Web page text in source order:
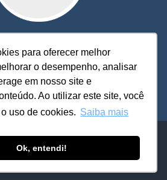
para oferecer melhor
o desempenho, analisar
em nosso site e
Ao utilizar este site, você
uso de cookies. Saiba mais
Ok, entendi!
disposição, pronto para esclarecer
sugestões e firmar parcerias,
melhores serviços e atendimento.
MT - ​​Serviço Social da Indústria
de Mendonça, 4.193 - Centro Político
940